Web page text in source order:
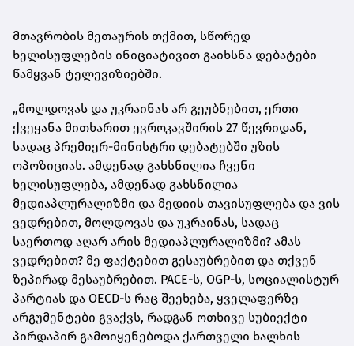
მთავრობის მეთაურის თქმით, სწორედ
ხელისუფლების ინიციატივით გაიხსნა დებატები
წამყვან ტელევიზიებში.
„მოლდოვას და უკრაინას არ გეუბნებით, ერთი
ქვეყანა მითხარით ევროკავშირის 27 წევრიდან,
სადაც პრემიერ-მინისტრი დებატებში უზის
ოპოზიციას. ამდენად გახსნილია ჩვენი
ხელისუფლება, ამდენად გახსნილია
მედიაპლურალიზმი და მედიის თავისუფლება და ვის
ვედრებით, მოლდოვას და უკრაინას, სადაც
საერთოდ აღარ არის მედიაპლურალიზმი? ამას
ვედრებით? მე ფაქტებით გესაუბრებით და თქვენ
ზეპირად მესაუბრებით. PACE-ს, OGP-ს, სოციალისტურ
პარტიას და OECD-ს რაც შეეხება, ყველაფერზე
არგუმენტები გვაქვს, რადგან ოთხივე სუბიექტი
პირდაპირ გამოიყენებოდა ქართველი ხალხის